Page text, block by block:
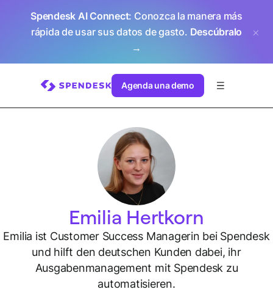
Spendesk AI Connect: Conozca la manera más
rápida de usar sus datos de gasto. Descúbralo
→
Agenda una demo
Emilia Hertkorn
Emilia ist Customer Success Managerin bei Spendesk
und hilft den deutschen Kunden dabei, ihr
Ausgabenmanagement mit Spendesk zu
automatisieren.